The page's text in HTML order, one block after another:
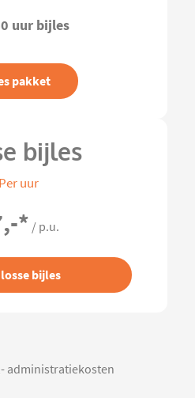
uur bijles
pakket
bijles
Per uur
* / p.u.
bijles
administratiekosten